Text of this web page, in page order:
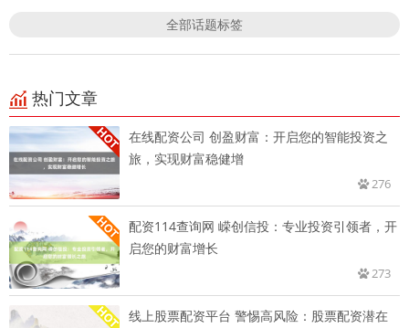
全部话题标签
热门文章
在线配资公司 创盈财富：开启您的智能投资之
旅，实现财富稳健增
276
配资114查询网 嵘创信投：专业投资引领者，开
启您的财富增长
273
线上股票配资平台 警惕高风险：股票配资潜在